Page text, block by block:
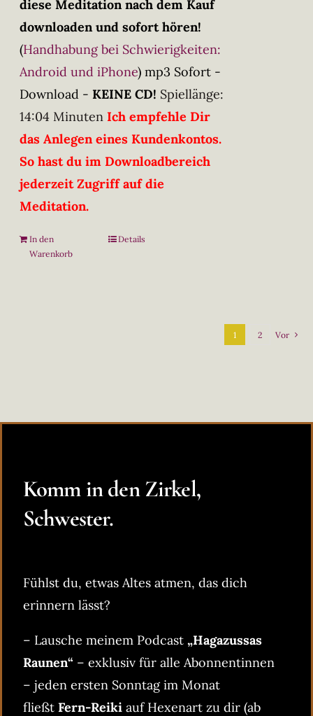
diese Meditation nach dem Kauf
downloaden und sofort hören!
(Handhabung bei Schwierigkeiten:
Android und iPhone) mp3 Sofort -
Download - KEINE CD! Spiellänge:
14:04 Minuten Ich empfehle Dir
das Anlegen eines Kundenkontos.
So hast du im Downloadbereich
jederzeit Zugriff auf die
Meditation.
In den
Warenkorb
Details
1 2 Vor
Komm in den Zirkel,
Schwester.
Fühlst du, etwas Altes atmen, das dich
erinnern lässt?
– Lausche meinem Podcast „Hagazussas
Raunen“ – exklusiv für alle Abonnentinnen
– jeden ersten Sonntag im Monat
fließt Fern-Reiki auf Hexenart zu dir (ab